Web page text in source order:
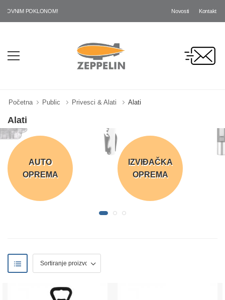
Novosti Kontakt
Početna Public Privesci & Alati Alati
Alati
AUTO
OPREMA
IZVIĐAČKA
OPREMA